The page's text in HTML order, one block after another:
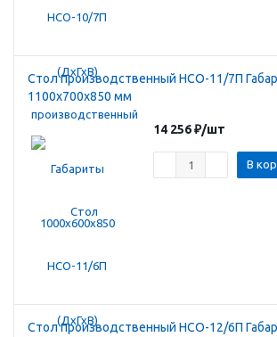
Стол производственный HCO-11/7П
1100х700х850 мм
14 256₽/шт
В
Стол производственный HCO-12/6П